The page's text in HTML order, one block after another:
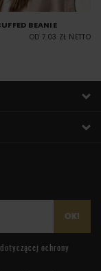
BEANIE
OD 7.03 ZŁ NETTO
OK!
dotyczącej ochrony